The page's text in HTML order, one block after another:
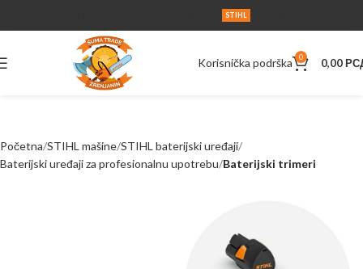
STIHL
Korisnička podrška 0 0,00
Početna STIHL mašine STIHL baterijski uređaji
Baterijski uređaji za profesionalnu upotrebu Baterijski trimeri